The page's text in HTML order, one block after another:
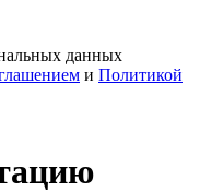
данных
и Политикой